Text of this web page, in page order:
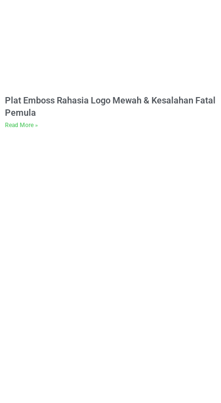
Plat Emboss Rahasia Logo Mewah & Kesalahan Fatal
Pemula
Read More »